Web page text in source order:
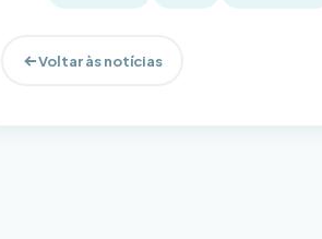
Voltar às notícias